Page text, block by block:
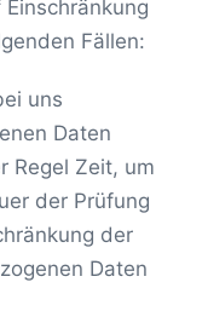
Fällen:
uns
Daten
Regel Zeit, um
der Prüfung
der
Daten